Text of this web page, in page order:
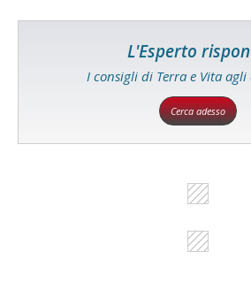
L'Esperto
I consigli di Terra e Vita
Cerca adesso